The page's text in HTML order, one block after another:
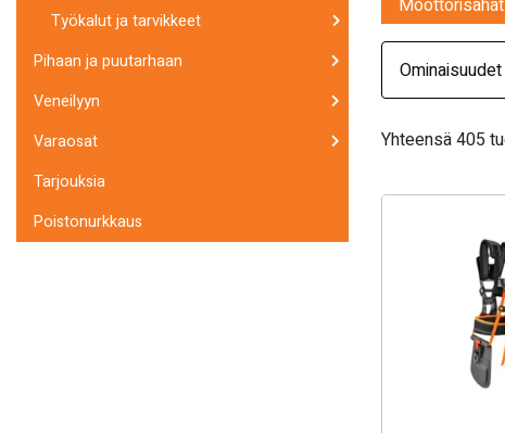
Työkalut ja tarvikkeet
Pihaan ja puutarhaan
Veneilyyn
Varaosat
Tarjouksia
Poistonurkkaus
Ominaisuudet
Yhteensä 405